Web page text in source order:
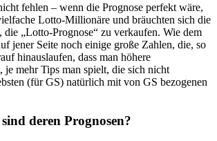
fehlen – wenn die Prognose perfekt wäre,
Lotto-Millionäre und bräuchten sich die
die „Lotto-Prognose“ zu verkaufen. Wie dem
jener Seite noch einige große Zahlen, die, so
hinauslaufen, dass man höhere
je mehr Tips man spielt, die sich nicht
(für GS) natürlich mit von GS bezogenen
deren Prognosen?